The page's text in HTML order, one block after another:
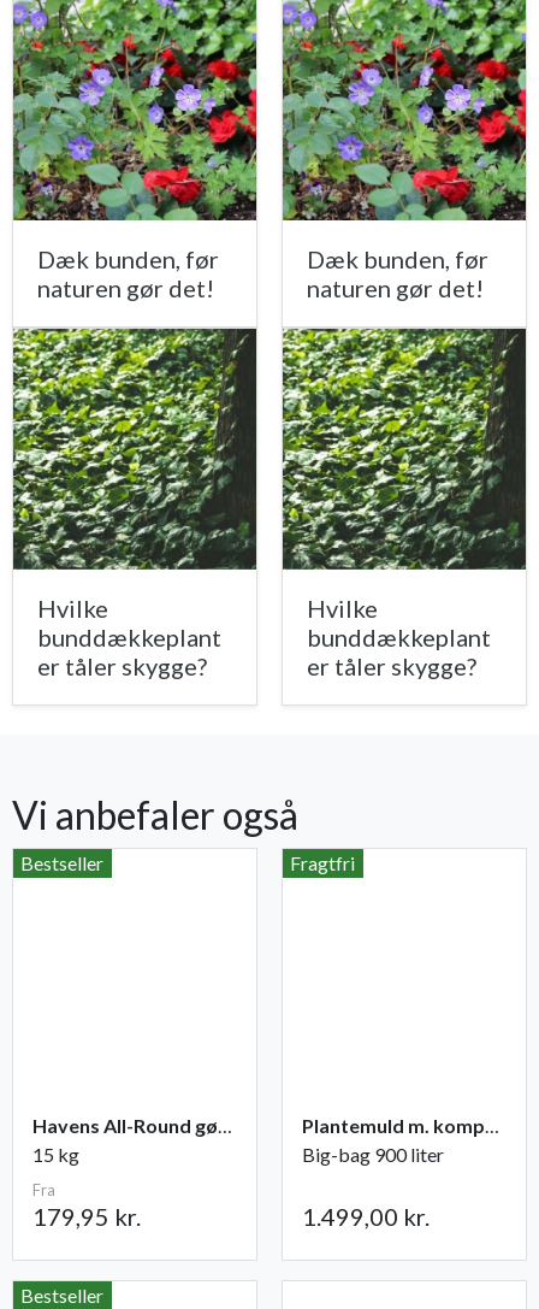
Dæk bunden, før
naturen gør det!
Dæk bunden, før
naturen gør det!
Hvilke
bunddækkeplant
er tåler skygge?
Hvilke
bunddækkeplant
er tåler skygge?
Vi anbefaler også
Bestseller
Havens All-Round gødning NPK 12-2-10
15 kg
Fra
179,95 kr.
Fragtfri
Plantemuld m. kompost fra Champost
Big-bag 900 liter
1.499,00 kr.
Bestseller